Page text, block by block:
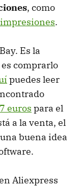
, como
.
Es la
comprarlo
puedes leer
euros para el
a la venta, el
buena idea
Aliexpress